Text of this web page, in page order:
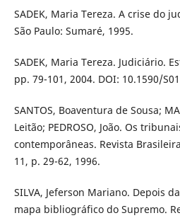
SADEK, Maria Tereza. A crise do
São Paulo: Sumaré, 1995.
SADEK, Maria Tereza. Judiciário.
pp. 79-101, 2004. DOI: 10.1590/
SANTOS, Boaventura de Sousa;
Leitão; PEDROSO, João. Os
contemporâneas. Revista
11, p. 29-62, 1996.
SILVA, Jeferson Mariano. Depois
mapa bibliográfico do Supremo.